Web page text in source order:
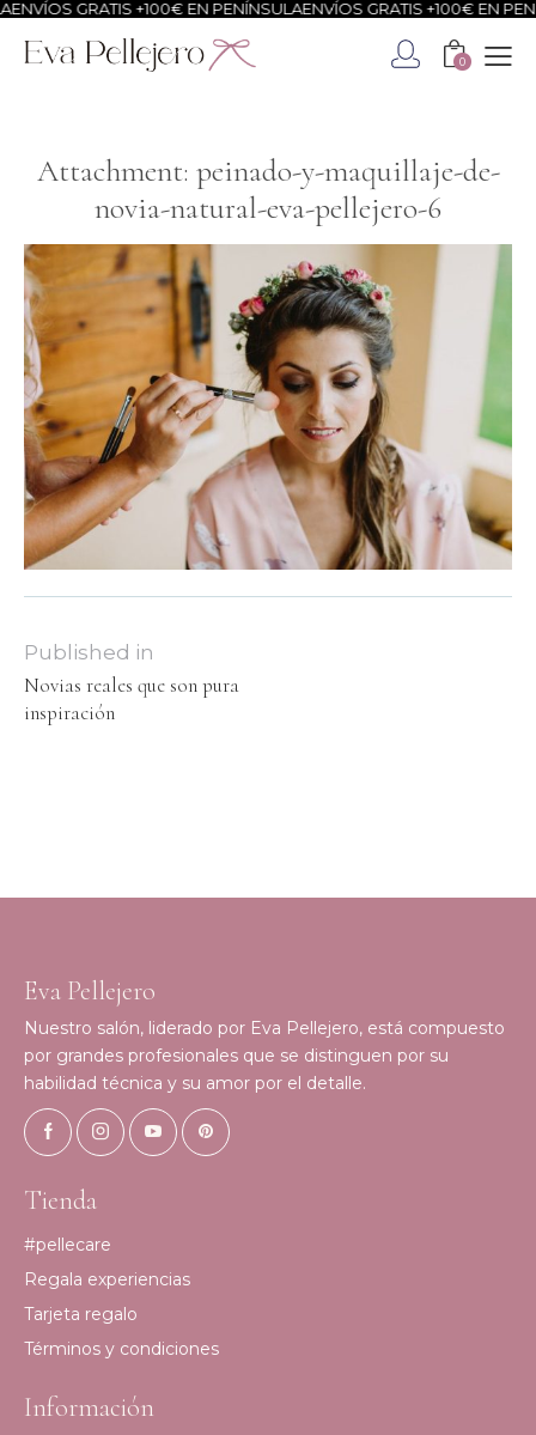
GRATIS +100€ EN PENÍNSULAENVÍOS GRATIS +100€ EN
0
Attachment: peinado-y-maquillaje-de-
novia-natural-eva-pellejero-6
Published in
Novias reales que son pura
inspiración
Eva Pellejero
Nuestro salón, liderado por Eva Pellejero, está compuesto
por grandes profesionales que se distinguen por su
habilidad técnica y su amor por el detalle.
Tienda
#pellecare
Regala experiencias
Tarjeta regalo
Términos y condiciones
Información